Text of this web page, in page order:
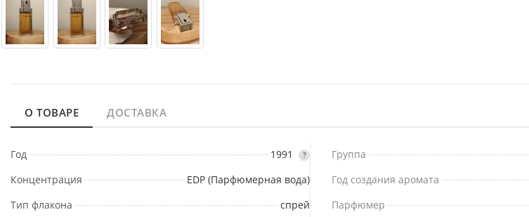
О ТОВАРЕ ДОСТАВКА
Год 1991 ?
Концентрация
EDP (Парфюмерная вода)
Тип флакона
спрей
Группа
Год создания аромата
Парфюмер